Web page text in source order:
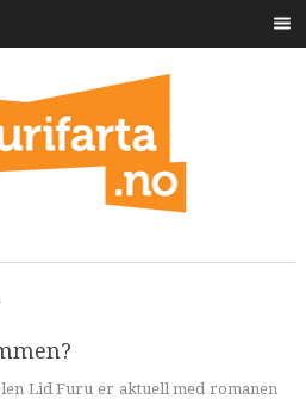
Lid Furu er aktuell med romanen